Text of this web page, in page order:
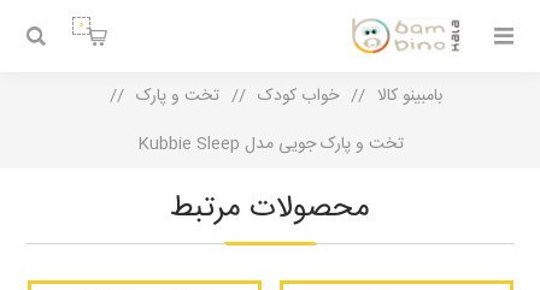
0
بامبینو کالا / خواب کودک / تخت و پارک
/
تخت و پارک جویی مدل Kubbie Sleep
محصولات مرتبط